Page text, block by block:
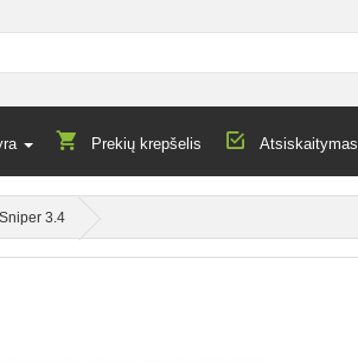
Prekių krepšelis Atsiskaitymas
3.4